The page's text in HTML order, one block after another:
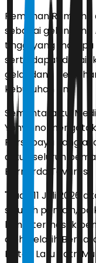
Pemilihan
sebagai gelandang
tinggi yang
serta dapat
gelandang
kebutuhan tim.
Sementara itu,
Yohvinno
Persebaya yang
diikuti seluruh
Bernardo Tavares.
"Pada 11 Juli 2026
seluruh pemain,
lama, termasuk
oleh pelatih
Editor: Latu Ratri